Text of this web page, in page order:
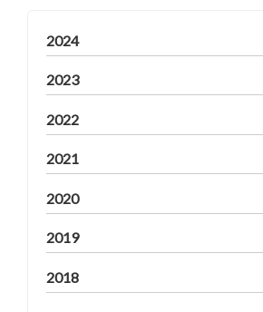
2024
2023
2022
2021
2020
2019
2018